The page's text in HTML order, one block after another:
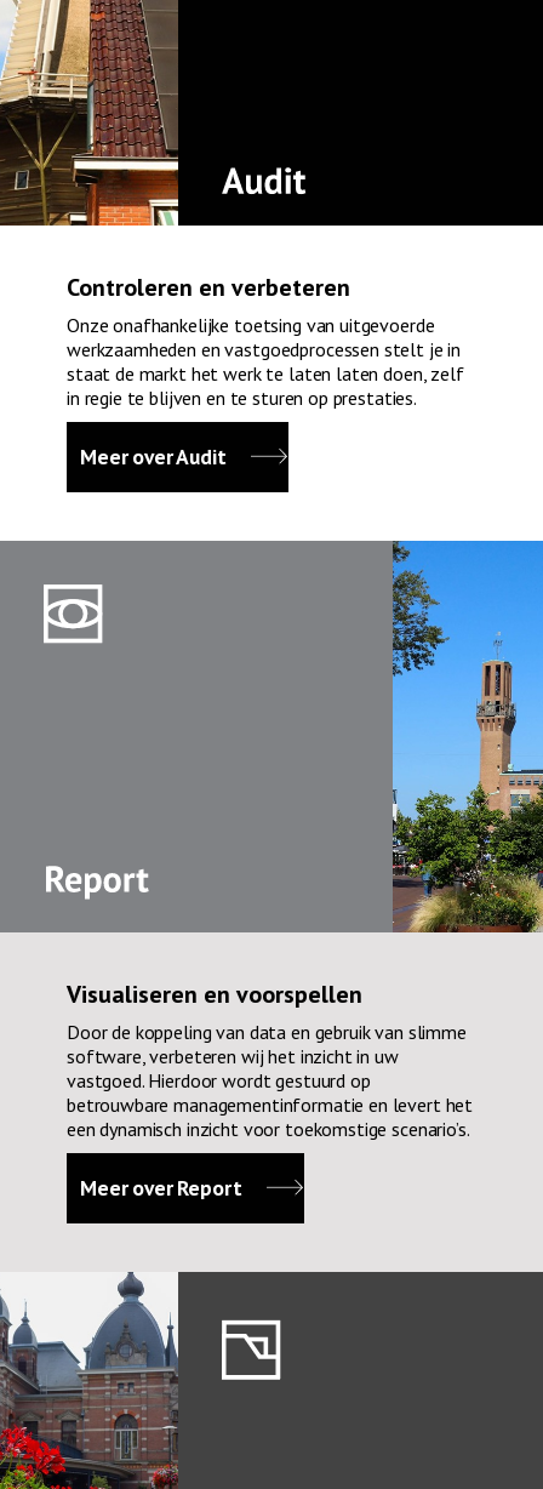
Controleren en verbeteren
Onze onafhankelijke toetsing van uitgevoerde
werkzaamheden en vastgoedprocessen stelt je in
staat de markt het werk te laten laten doen, zelf
in regie te blijven en te sturen op prestaties.
Meer over Audit
Visualiseren en voorspellen
Door de koppeling van data en gebruik van slimme
software, verbeteren wij het inzicht in uw
vastgoed. Hierdoor wordt gestuurd op
betrouwbare managementinformatie en levert het
een dynamisch inzicht voor toekomstige scenario’s.
Meer over Report